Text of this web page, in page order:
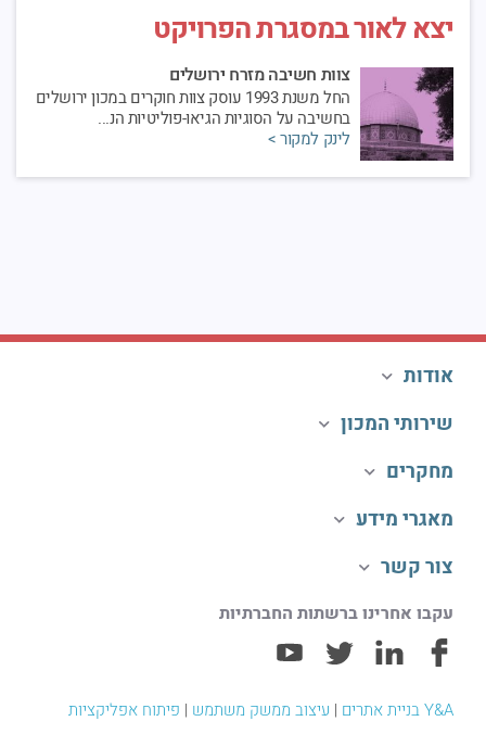
יצא לאור במסגרת הפרויקט
צוות חשיבה מזרח ירושלים
החל משנת 1993 עוסק צוות חוקרים במכון ירושלים
בחשיבה על הסוגיות הגיאו-פוליטיות הנ...
לינק למקור >
אודות
שירותי המכון
מחקרים
מאגרי מידע
צור קשר
עקבו אחרינו ברשתות החברתיות
Y&A בניית אתרים | עיצוב ממשק משתמש | פיתוח אפליקציות